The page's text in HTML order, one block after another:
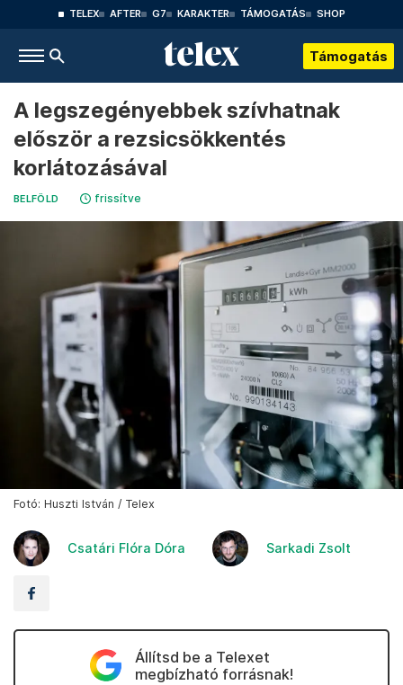
TELEX AFTER G7 KARAKTER TÁMOGATÁS SHOP
Támogatás
A legszegényebbek szívhatnak
először a rezsicsökkentés
korlátozásával
BELFÖLD frissítve
Fotó: Huszti István / Telex
Csatári Flóra Dóra Sarkadi Zsolt
Állítsd be a Telexet
megbízható forrásnak!